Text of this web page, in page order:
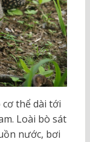
cơ thể dài tới
Loài bò sát
nước, bơi